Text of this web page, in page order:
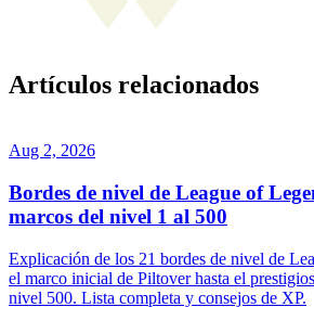
Artículos relacionados
Aug 2, 2026
Bordes de nivel de League of
marcos del nivel 1 al 500
Explicación de los 21 bordes de nivel de
el marco inicial de Piltover hasta el
nivel 500. Lista completa y consejos de XP.